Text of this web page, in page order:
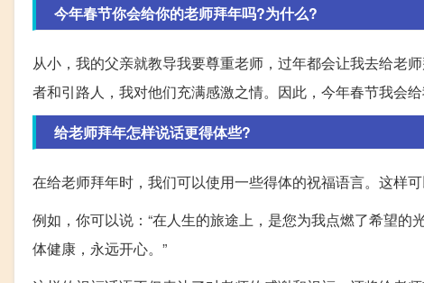
今年春节你会给你的老师拜年吗?为什么?
从小，我的父亲就教导我要尊重老师，过年都会让我去给老
者和引路人，我对他们充满感激之情。因此，今年春节我会
给老师拜年怎样说话更得体些?
在给老师拜年时，我们可以使用一些得体的祝福语言。这样
例如，你可以说：“在人生的旅途上，是您为我点燃了希望
体健康，永远开心。”